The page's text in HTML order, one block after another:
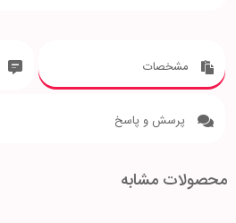
مشخصات
پرسش و پاسخ
محصولات مشابه